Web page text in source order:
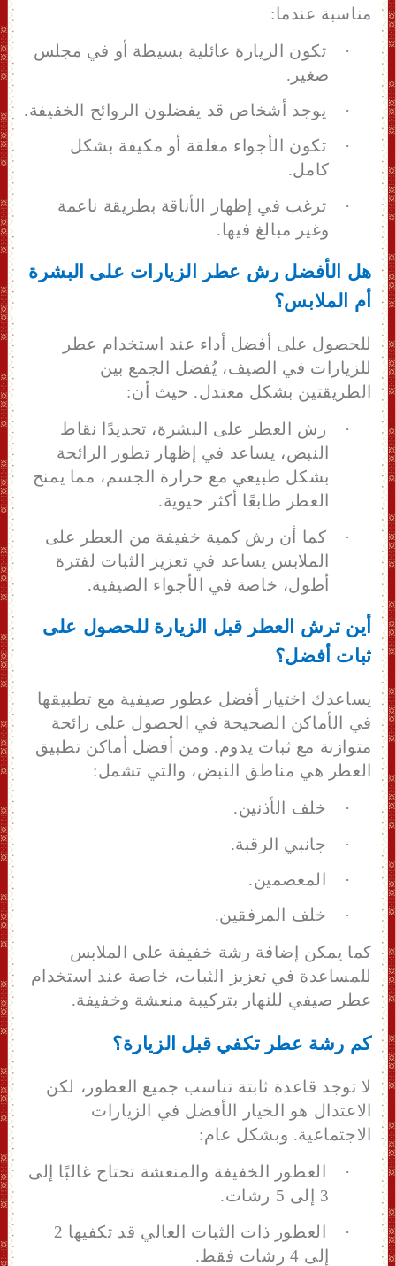
مناسبة عندما:
·
تكون الزيارة عائلية بسيطة أو في مجلس
صغير.
·
يوجد أشخاص قد يفضلون الروائح الخفيفة.
·
تكون الأجواء مغلقة أو مكيفة بشكل
كامل.
·
ترغب في إظهار الأناقة بطريقة ناعمة
وغير مبالغ فيها.
هل الأفضل رش عطر الزيارات على البشرة
أم الملابس؟
للحصول على أفضل أداء عند استخدام عطر
للزيارات في الصيف، يُفضل الجمع بين
الطريقتين بشكل معتدل. حيث أن:
·
رش العطر على البشرة، تحديدًا نقاط
النبض، يساعد في إظهار تطور الرائحة
بشكل طبيعي مع حرارة الجسم، مما يمنح
العطر طابعًا أكثر حيوية.
·
كما أن رش كمية خفيفة من العطر على
الملابس يساعد في تعزيز الثبات لفترة
أطول، خاصة في الأجواء الصيفية.
أين ترش العطر قبل الزيارة للحصول على
ثبات أفضل؟
يساعدك اختيار أفضل عطور صيفية مع تطبيقها
في الأماكن الصحيحة في الحصول على رائحة
متوازنة مع ثبات يدوم. ومن أفضل أماكن تطبيق
العطر هي مناطق النبض، والتي تشمل:
·
خلف الأذنين.
·
جانبي الرقبة.
·
المعصمين.
·
خلف المرفقين.
كما يمكن إضافة رشة خفيفة على الملابس
للمساعدة في تعزيز الثبات، خاصة عند استخدام
عطر صيفي للنهار بتركيبة منعشة وخفيفة.
كم رشة عطر تكفي قبل الزيارة؟
لا توجد قاعدة ثابتة تناسب جميع العطور، لكن
الاعتدال هو الخيار الأفضل في الزيارات
الاجتماعية. وبشكل عام:
·
العطور الخفيفة والمنعشة تحتاج غالبًا إلى
3 إلى 5 رشات.
·
العطور ذات الثبات العالي قد تكفيها 2
إلى 4 رشات فقط.